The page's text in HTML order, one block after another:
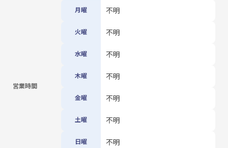
営業時間
月曜 不明
火曜 不明
水曜 不明
木曜 不明
金曜 不明
土曜 不明
日曜 不明